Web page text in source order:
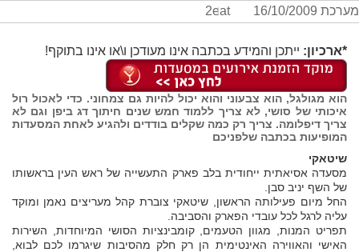
מערכת 2eat 16/10/2009
*ארכיון: ייתכן והמידע בכתבה אינו מעודכן ו\או אינו בתוקף!
הוא מגולגל, הוא צבעוני והוא יכול להיות גם צמחוני. כדי לאכול רול
איכותי של סושי, לא צריך ללמוד חמש שנים חיתוך דג ביפן וגם לא
צריך דיפלומה. צריך רק כמה שקלים בודדים ולהגיע לאחת המסעדות
המופיעות בכתבה שלפניכם
שיטאקי
מסעדה אסיאתית ייחודית בלב פארק התעשייה של ראש העין בראשותו
של השף יניב סבן.
החל מיום פעילותה הראשון, שיטאקי צוברת קהל מעריצים נאמן ומוקד
עליה לרגל לכל עובדי הפארק והסביבה.
תפריט המנות, מגוון הטעמים, קומבינציות הסושי המיוחדות, השירות
האישי והאווירה האינטימית הן רק חלק מהסיבות שיגרמו לכם לבוא,